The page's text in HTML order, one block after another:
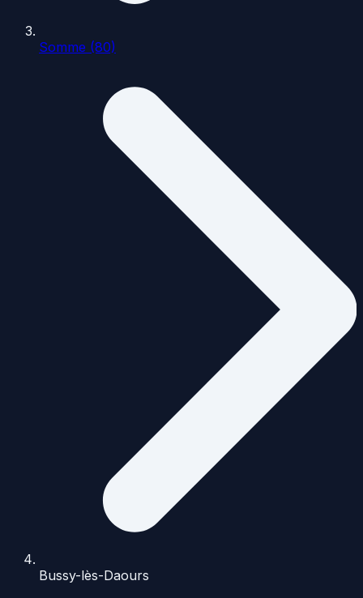
Somme (80)
Bussy-lès-Daours